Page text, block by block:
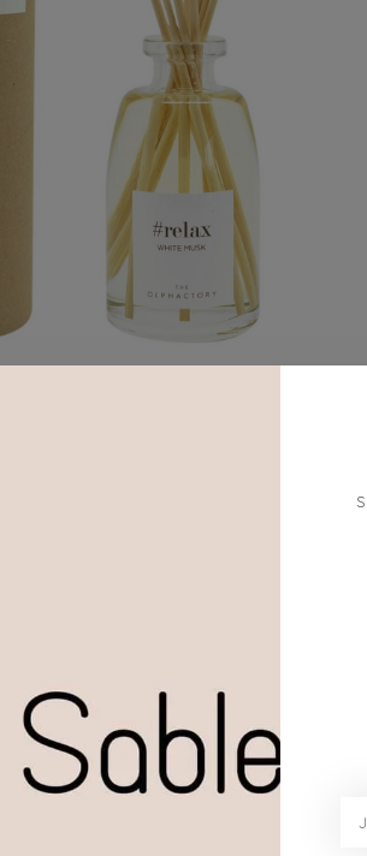
The Olphactory: hun geuren
deze gezellige minimalistische